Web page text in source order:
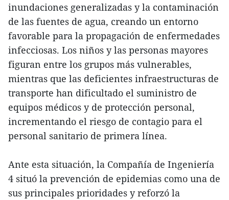
inundaciones generalizadas y la contaminación
de las fuentes de agua, creando un entorno
favorable para la propagación de enfermedades
infecciosas. Los niños y las personas mayores
figuran entre los grupos más vulnerables,
mientras que las deficientes infraestructuras de
transporte han dificultado el suministro de
equipos médicos y de protección personal,
incrementando el riesgo de contagio para el
personal sanitario de primera línea.
Ante esta situación, la Compañía de Ingeniería
4 situó la prevención de epidemias como una de
sus principales prioridades y reforzó la